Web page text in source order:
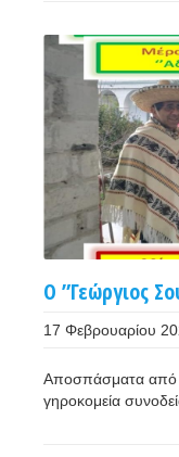
Ο ”Γεώργιος
17 Φεβρουαρίου
Αποσπάσματα από
γηροκομεία